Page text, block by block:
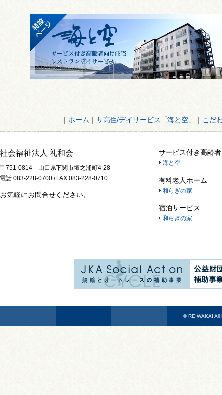
｜ ホーム ｜ サ高住/デイサービス「海と空」 ｜ こだ
社会福祉法人 礼和会
〒751-0814 山口県下関市壇之浦町4-28
電話 083-228-0700 / FAX 083-228-0710
お気軽にお問合せください。
サービス付き高齢
海と空
有料老人ホーム
和らぎの家
宿泊サービス
和らぎの家
© REIWAKAI All